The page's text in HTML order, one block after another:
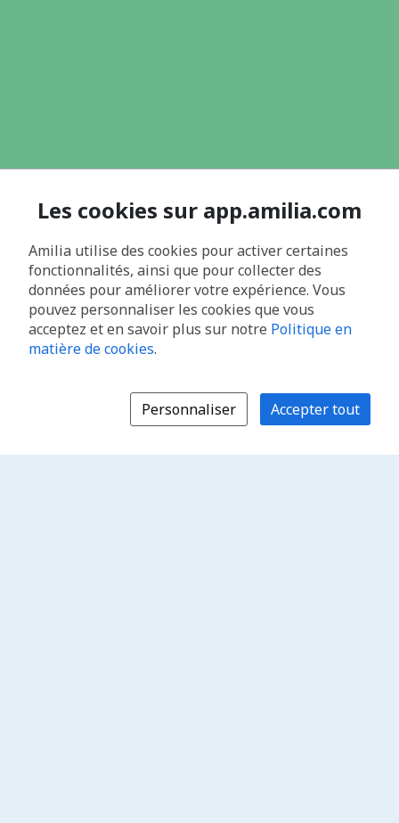
Les cookies sur app.amilia.com
Amilia utilise des cookies pour activer certaines
fonctionnalités, ainsi que pour collecter des
données pour améliorer votre expérience. Vous
pouvez personnaliser les cookies que vous
acceptez et en savoir plus sur notre Politique en
matière de cookies.
Personnaliser Accepter tout